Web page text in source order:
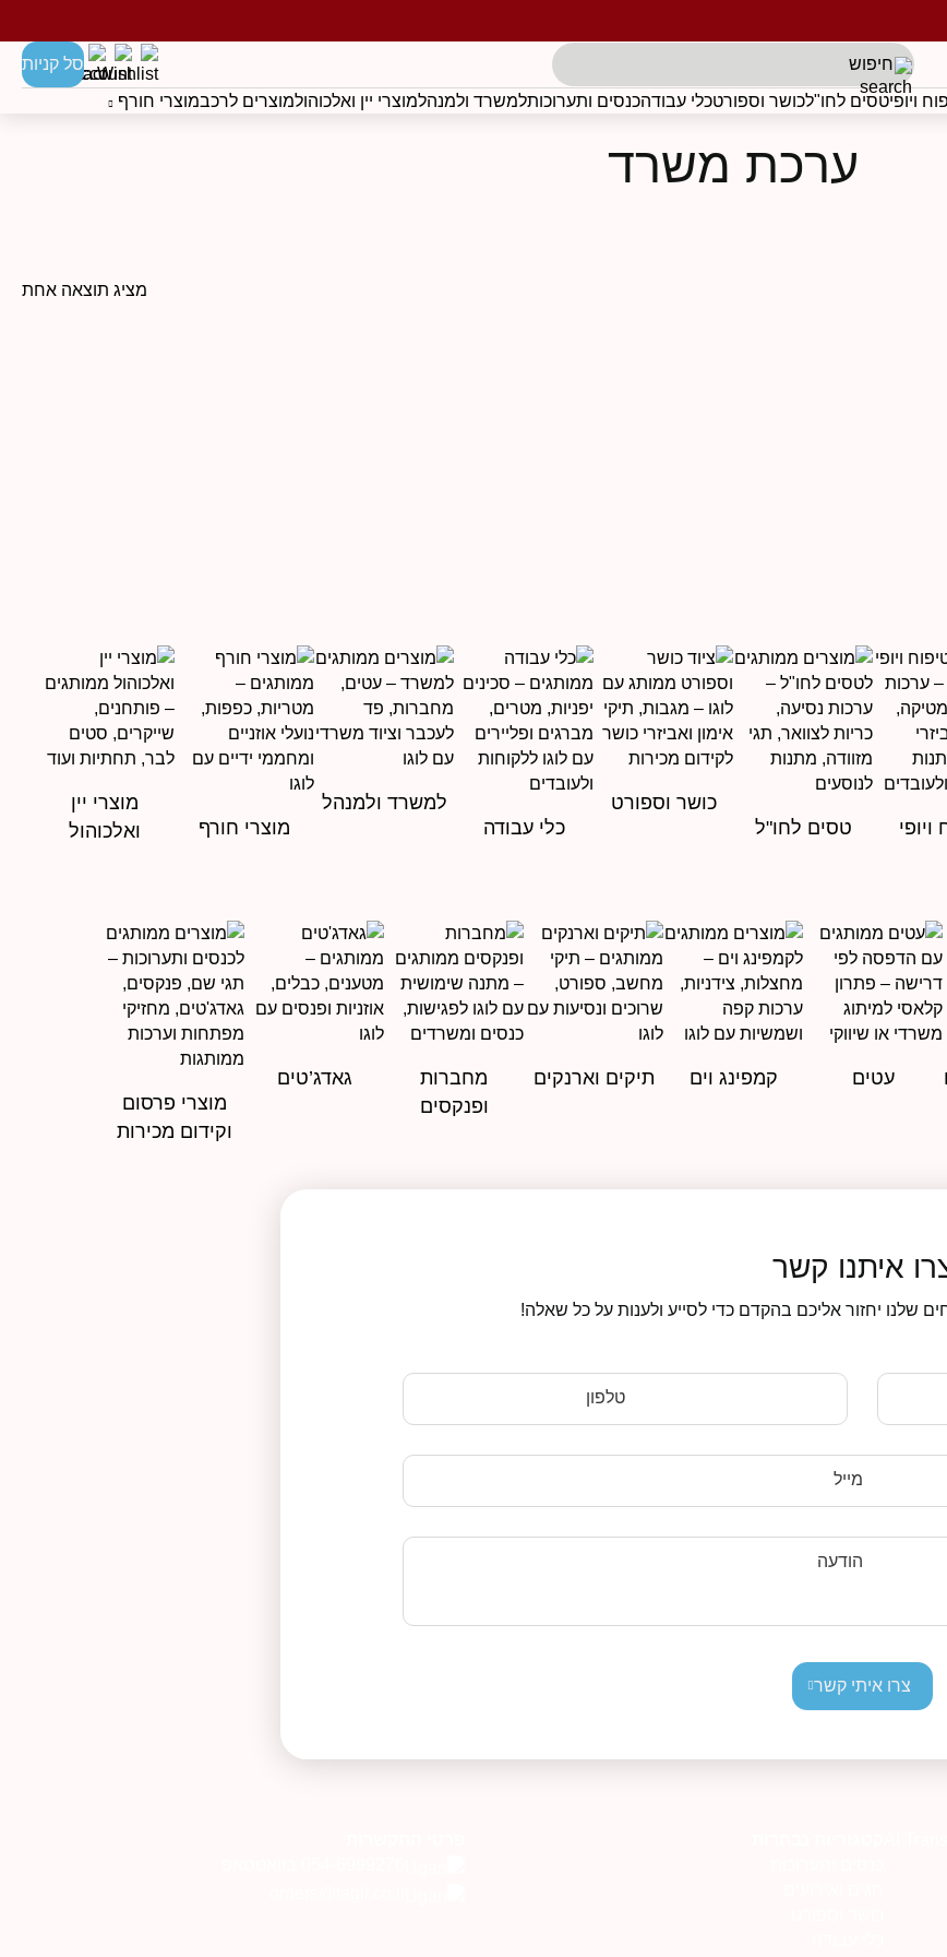
בקשת הלקוח
סל קניות
ויופיטסים לחו"לכושר וספורטכלי עבודהכנסים ותערוכותלמשרד ולמנהלמוצרי יין ואלכוהולמוצרים לרכבמוצרי חורף
ערכת משרד
מציג תוצאה אחת
ויופי טסים לחו"ל
כושר וספורט
כלי עבודה
למשרד ולמנהל
מוצרי חורף
מוצרי יין
ואלכוהול
עטים קמפינג וים תיקים וארנקים
מחברות
ופנקסים
גאדג’טים
מוצרי פרסום
וקידום מכירות
איתנו קשר
שלנו יחזור אליכם בהקדם כדי לסייע ולענות על כל שאלה!
טלפון
מייל
הודעה
צרו איתי קשר